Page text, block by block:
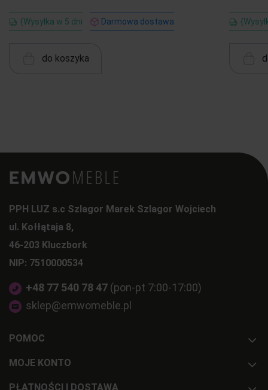
{Wysyłka w 5 dni Darmowa dostawa
do koszyka
PPH LUZ s.c Szlagor Marek Szlagor Wojciech
ul. Kołłątaja 8,
46-203 Kluczbork
NIP: 7510000534
+48 77 540 78 47 (pon-pt 7:00-17:00)
sklep@emwomeble.pl
POMOC
MOJE KONTO
PŁATNOŚCI I DOSTAWA